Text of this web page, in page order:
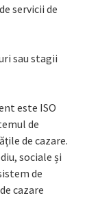
servicii de
sau stagii
este ISO
de
de cazare.
sociale și
de
cazare